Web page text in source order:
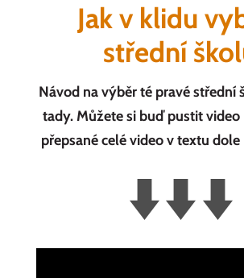
Jak v klidu
střední
Návod na výběr té pravé střední
tady. Můžete si buď pustit video
přepsané celé video v textu